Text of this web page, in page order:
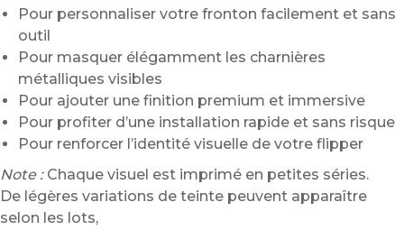
Pour personnaliser votre fronton facilement et sans
outil
Pour masquer élégamment les charnières
métalliques visibles
Pour ajouter une finition premium et immersive
Pour profiter d’une installation rapide et sans risque
Pour renforcer l’identité visuelle de votre flipper
Note :Chaque visuel est imprimé en petites séries.
De légères variations de teinte peuvent apparaître
selon les lots,